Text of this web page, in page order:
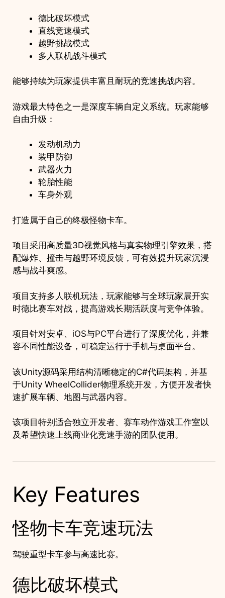
德比破坏模式
直线竞速模式
越野挑战模式
多人联机战斗模式
能够持续为玩家提供丰富且耐玩的竞速挑战内容。
游戏最大特色之一是深度车辆自定义系统。玩家能够
自由升级：
发动机动力
装甲防御
武器火力
轮胎性能
车身外观
打造属于自己的终极怪物卡车。
项目采用高质量3D视觉风格与真实物理引擎效果，搭
配爆炸、撞击与越野环境反馈，可有效提升玩家沉浸
感与战斗爽感。
项目支持多人联机玩法，玩家能够与全球玩家展开实
时德比赛车对战，提高游戏长期活跃度与竞争体验。
项目针对安卓、iOS与PC平台进行了深度优化，并兼
容不同性能设备，可稳定运行于手机与桌面平台。
该Unity源码采用结构清晰稳定的C#代码架构，并基
于Unity WheelCollider物理系统开发，方便开发者快
速扩展车辆、地图与武器内容。
该项目特别适合独立开发者、赛车动作游戏工作室以
及希望快速上线商业化竞速手游的团队使用。
Key Features
怪物卡车竞速玩法
驾驶重型卡车参与高速比赛。
德比破坏模式